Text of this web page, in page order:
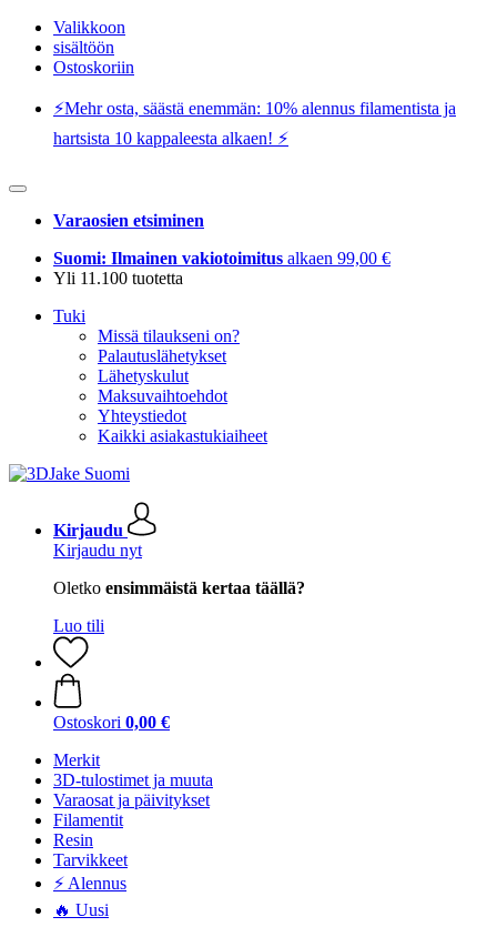
Valikkoon
sisältöön
Ostoskoriin
⚡️Mehr osta, säästä enemmän: 10% alennus filamentista ja
hartsista 10 kappaleesta alkaen! ⚡️
Varaosien etsiminen
Suomi: Ilmainen vakiotoimitus alkaen 99,00 €
Yli 11.100 tuotetta
Tuki
Missä tilaukseni on?
Palautuslähetykset
Lähetyskulut
Maksuvaihtoehdot
Yhteystiedot
Kaikki asiakastukiaiheet
Kirjaudu
Kirjaudu nyt
Oletko ensimmäistä kertaa täällä?
Luo tili
Ostoskori 0,00 €
Merkit
3D-tulostimet ja muuta
Varaosat ja päivitykset
Filamentit
Resin
Tarvikkeet
⚡ Alennus
🔥 Uusi